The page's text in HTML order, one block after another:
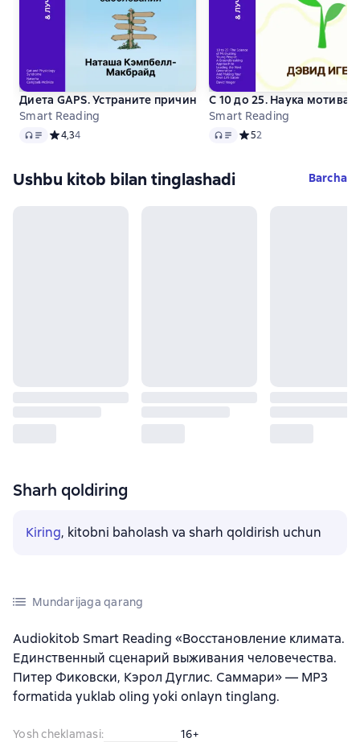
Диета GAPS. Устраните причину любых хронических
Smart Reading
Audio Средний рейтинг 4,3 на основе 4 оценок
4,34
С 10 до 25. Наука
Smart Reading
Audio Средний рейтинг 5 на
52
Ushbu kitob bilan tinglashadi Barcha
Sharh qoldiring
Kiring, kitobni baholash va sharh qoldirish uchun
Mundarijaga qarang
Audiokitob Smart Reading «Восстановление климата.
Единственный сценарий выживания человечества.
Питер Фиковски, Кэрол Дуглис. Саммари» — MP3
formatida yuklab oling yoki onlayn tinglang.
Yosh cheklamasi:
16+